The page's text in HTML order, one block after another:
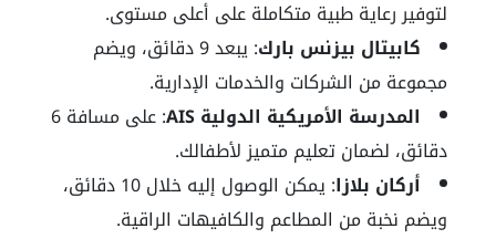
لتوفير رعاية طبية متكاملة على أعلى مستوى.
كابيتال بيزنس بارك
: يبعد 9 دقائق، ويضم
مجموعة من الشركات والخدمات الإدارية.
المدرسة الأمريكية الدولية AIS
: على مسافة 6
دقائق، لضمان تعليم متميز لأطفالك.
أركان بلازا
: يمكن الوصول إليه خلال 10 دقائق،
ويضم نخبة من المطاعم والكافيهات الراقية.